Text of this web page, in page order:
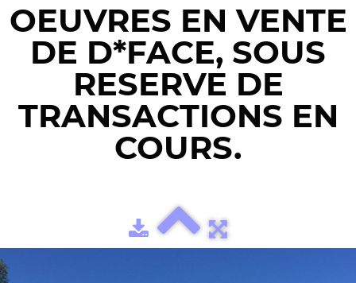
OEUVRES EN VENTE
DE D*FACE, SOUS
RESERVE DE
TRANSACTIONS EN
COURS.